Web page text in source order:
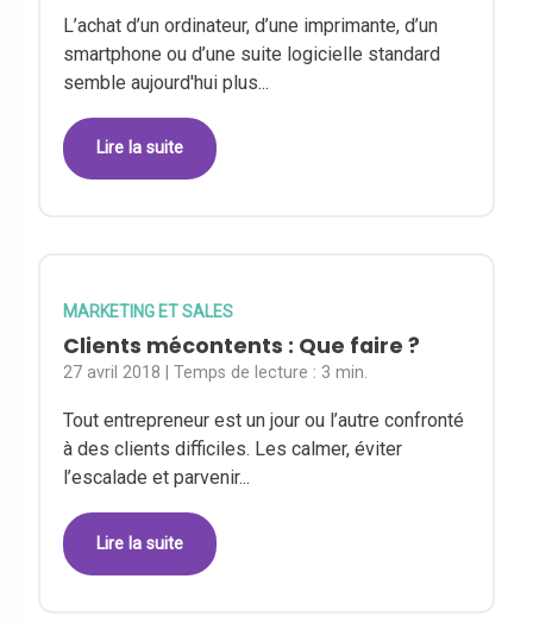
L’achat d’un ordinateur, d’une imprimante, d’un
smartphone ou d’une suite logicielle standard
semble aujourd'hui plus...
Lire la suite
MARKETING ET SALES
Clients mécontents : Que faire ?
27 avril 2018 | Temps de lecture : 3 min.
Tout entrepreneur est un jour ou l’autre confronté
à des clients difficiles. Les calmer, éviter
l’escalade et parvenir...
Lire la suite